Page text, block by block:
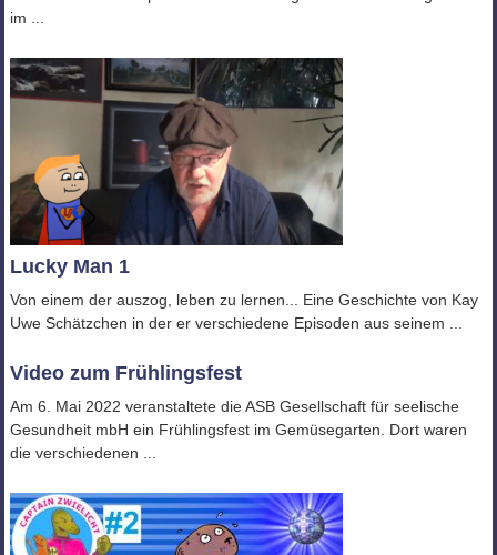
im ...
Lucky Man 1
Von einem der auszog, leben zu lernen... Eine Geschichte von Kay
Uwe Schätzchen in der er verschiedene Episoden aus seinem ...
Video zum Frühlingsfest
Am 6. Mai 2022 veranstaltete die ASB Gesellschaft für seelische
Gesundheit mbH ein Frühlingsfest im Gemüsegarten. Dort waren
die verschiedenen ...